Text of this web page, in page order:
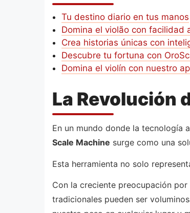
Tu destino diario en tus manos
Domina el violão con facilidad
Crea historias únicas con
Descubre tu fortuna con
Domina el violín con nuestro
La Revolución
En un mundo donde la tecnología
Scale Machine surge como una
Esta herramienta no solo
Con la creciente preocupación
tradicionales pueden ser